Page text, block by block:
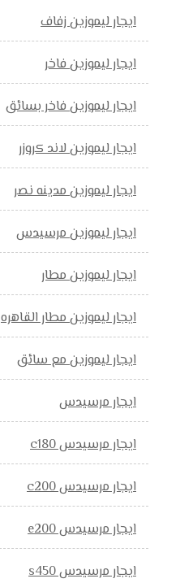
ايجار ليموزين زفاف
ايجار ليموزين فاخر
ايجار ليموزين فاخر بسائق
ايجار ليموزين لاند كروزر
ايجار ليموزين مدينه نصر
ايجار ليموزين مرسيدس
ايجار ليموزين مطار
ايجار ليموزين مطار القاهره
ايجار ليموزين مع سائق
ايجار مرسيدس
ايجار مرسيدس c180
ايجار مرسيدس c200
ايجار مرسيدس e200
ايجار مرسيدس s450